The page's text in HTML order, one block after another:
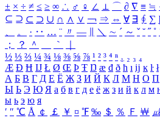
± × ÷ ≠ ≤ ≥ ∞ ∴ ♂ ♀ ∠ ⊥ ⌒ ∂ ∇ ≡ ≒
⊆ ⊇ ⊂ ⊃ ∪ ∩ ∧ ∨ ￢ ⇒ ⇔ ∀ ∃ ∮ ∑
、
。 · ‥ … ¨ 〃 ― ＼ ∼ ´ ～ ˇ ˘ ˝ ˚
；
？ ＾ ｀
½ ⅓ ⅔ ¼ ¾ ⅛ ⅜ ⅝ ⅞ ¹ ² ³ ⁴ ⁿ ₁ ₂ ₃ ₄
Æ Ð Ħ Ĳ Ł Ø Œ Þ Ŧ Ŋ æ đ ð ħ ı ĳ ĸ ŀ ł
А Б В Г Д Е Ё Ж З И Й К Л М Н О П
Ы Ь Э Ю Я а б в г д е ё ж з и й к л м
ы ь э ю я
′ ″ ℃ Å ￠ ￡ ￥ ¤ ℉ ‰ ＄ ％ Ｆ ￦